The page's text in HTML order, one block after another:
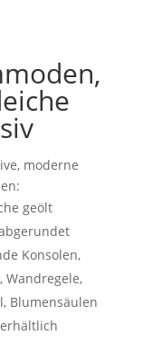
moderne
geölt
Konsolen,
Wandregele,
Blumensäulen